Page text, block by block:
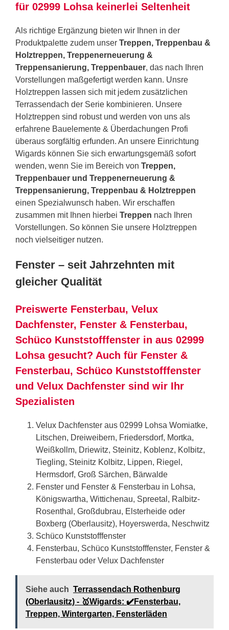
für 02999 Lohsa keinerlei Seltenheit
Als richtige Ergänzung bieten wir Ihnen in der
Produktpalette zudem unser Treppen, Treppenbau &
Holztreppen, Treppenerneuerung &
Treppensanierung, Treppenbauer, das nach Ihren
Vorstellungen maßgefertigt werden kann. Unsre
Holztreppen lassen sich mit jedem zusätzlichen
Terrassendach der Serie kombinieren. Unsere
Holztreppen sind robust und werden von uns als
erfahrene Bauelemente & Überdachungen Profi
überaus sorgfältig erfunden. An unsere Einrichtung
Wigards können Sie sich erwartungsgemäß sofort
wenden, wenn Sie im Bereich von Treppen,
Treppenbauer und Treppenerneuerung &
Treppensanierung, Treppenbau & Holztreppen
einen Spezialwunsch haben. Wir erschaffen
zusammen mit Ihnen hierbei Treppen nach Ihren
Vorstellungen. So können Sie unsere Holztreppen
noch vielseitiger nutzen.
Fenster – seit Jahrzehnten mit
gleicher Qualität
Preiswerte Fensterbau, Velux
Dachfenster, Fenster & Fensterbau,
Schüco Kunststofffenster in aus 02999
Lohsa gesucht? Auch für Fenster &
Fensterbau, Schüco Kunststofffenster
und Velux Dachfenster sind wir Ihr
Spezialisten
Velux Dachfenster aus 02999 Lohsa Womiatke,
Litschen, Dreiweibern, Friedersdorf, Mortka,
Weißkollm, Driewitz, Steinitz, Koblenz, Kolbitz,
Tiegling, Steinitz Kolbitz, Lippen, Riegel,
Hermsdorf, Groß Särchen, Bärwalde
Fenster und Fenster & Fensterbau in Lohsa,
Königswartha, Wittichenau, Spreetal, Ralbitz-
Rosenthal, Großdubrau, Elsterheide oder
Boxberg (Oberlausitz), Hoyerswerda, Neschwitz
Schüco Kunststofffenster
Fensterbau, Schüco Kunststofffenster, Fenster &
Fensterbau oder Velux Dachfenster
Siehe auch Terrassendach Rothenburg
(Oberlausitz) - 🥇Wigards: ✔️Fensterbau,
Treppen, Wintergarten, Fensterläden